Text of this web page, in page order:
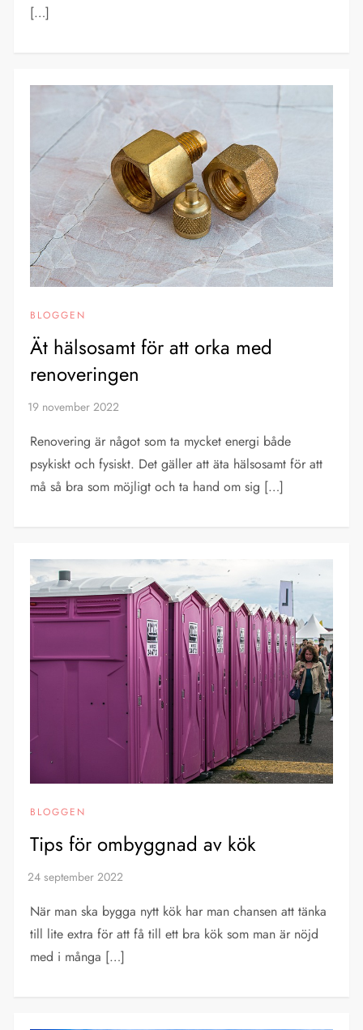
[…]
BLOGGEN
Ät hälsosamt för att orka med
renoveringen
Renovering är något som ta mycket energi både
psykiskt och fysiskt. Det gäller att äta hälsosamt för att
må så bra som möjligt och ta hand om sig […]
BLOGGEN
Tips för ombyggnad av kök
När man ska bygga nytt kök har man chansen att tänka
till lite extra för att få till ett bra kök som man är nöjd
med i många […]